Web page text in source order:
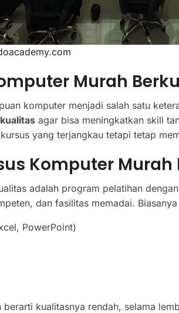
Murah
komputer menjadi salah satu
agar bisa meningkatkan skill
yang terjangkau tetapi tetap
Komputer
adalah program pelatihan
dan fasilitas memadai.
PowerPoint)
kualitasnya rendah, selama